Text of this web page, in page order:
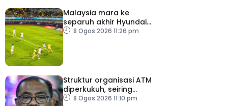
Malaysia mara ke
separuh akhir Hyundai
ASEAN Cup
8 Ogos 2026 11:26 pm
Struktur organisasi ATM
diperkukuh, seiring
pemodenan aset
8 Ogos 2026 11:10 pm